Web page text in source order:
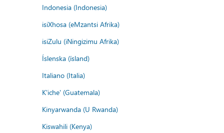
Indonesia (Indonesia)
isiXhosa (eMzantsi Afrika)
isiZulu (iNingizimu Afrika)
Íslenska (ísland)
Italiano (Italia)
K'iche' (Guatemala)
Kinyarwanda (U Rwanda)
Kiswahili (Kenya)